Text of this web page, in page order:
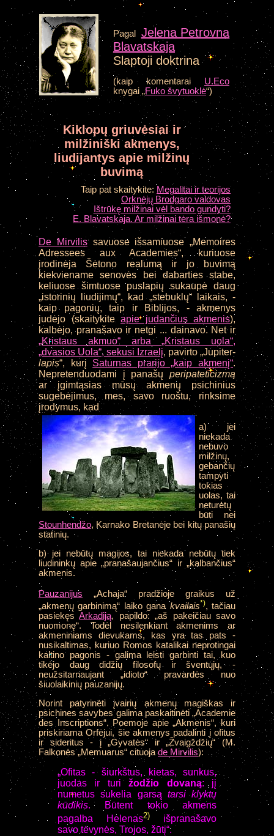
Pagal Jelena Petrovna
Blavatskaja
Slaptoji doktrina
(kaip komentarai U.Eco
knygai „Fuko švytuoklė“)
Kiklopų griuvėsiai ir
milžiniški akmenys,
liudijantys apie milžinų
buvimą
Taip pat skaitykite: Megalitai ir teorijos
Orknėjų Brodgaro valdovas
Ištrūkę milžinai vėl bando gundyti?
E. Blavatskaja. Ar milžinai tėra išmonė?
De Mirvilissavuose išsamiuose „Memoires
Adressees aux Academies“, kuriuose
įrodinėja Šėtono realumą ir jo buvimą
kiekviename senovės bei dabarties stabe,
keliuose šimtuose puslapių sukaupė daug
„istorinių liudijimų“, kad „stebuklų“ laikais, -
kaip pagonių, taip ir Biblijos, - akmenys
judėjo (skaitykite apie judančius akmenis),
kalbėjo, pranašavo ir netgi ... dainavo. Netir
„Kristaus akmuo“ arba „Kristaus uola“,
„dvasios Uola“, sekusi Izraelį, pavirto „Jupiter-
lapis“, kurį Saturnas prarijo „kaip akmenį“.
Nepretenduodami į panašų peripateticizmą
ar įgimtąsias mūsų akmenų psichinius
sugebėjimus, mes, savo ruoštu, rinksime
įrodymus, kad
a) jei
niekada
nebuvo
milžinų,
gebančių
tampyti
tokias
uolas, tai
neturėtų
būti nei
Stounhendžo, Karnako Bretanėje bei kitų panašių
statinių.
b) jei nebūtų magijos, tai niekada nebūtų tiek
liudininkų apie „pranašaujančius“ ir „kalbančius“
akmenis.
Pauzanijus „Achaja“ pradžioje graikus už
„akmenų garbinimą“ laiko gana kvailais*), tačiau
pasiekęsArkadiją, papildo: „aš pakeičiau savo
nuomonę“. Todėl nesilenkiant akmenims ar
akmeniniams dievukams, kas yra tas pats -
nusikaltimas, kuriuo Romos katalikai neprotingai
kaltino pagonis - galima leisti garbinti tai, kuo
tikėjo daug didžių filosofų ir šventųjų, -
neužsitarnaujant „idioto“ pravardės nuo
šiuolaikinių pauzanijų.
Norint patyrinėti įvairių akmenų magiškas ir
psichines savybes galima paskaitinėti „Academie
des Inscriptions“. Poemoje apie „Akmenis“, kuri
priskiriama Orfėjui, šie akmenys padalinti į ofitus
ir sideritus - į „Gyvatės“ ir „Žvaigždžių“ (M.
Falkonės „Memuarus“ cituojade Mirvilis):
„Ofitas - šiurkštus, kietas, sunkus,
juodas ir turižodžio dovaną: jį
numetus sukelia garsą tarsi klyktų
kūdikis. Būtent tokio akmens
pagalba Helenas2) išpranašavo
savo tėvynės, Trojos, žūtį“.